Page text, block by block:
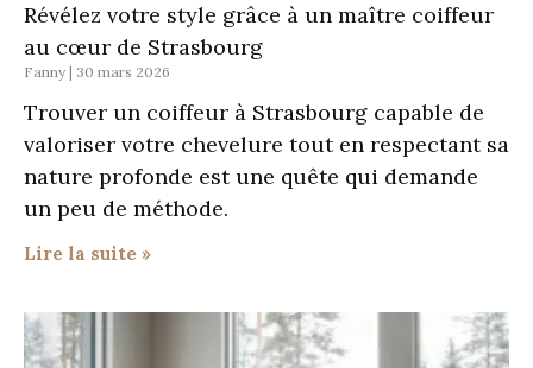
Révélez votre style grâce à un maître coiffeur
au cœur de Strasbourg
Fanny 30 mars 2026
Trouver un coiffeur à Strasbourg capable de
valoriser votre chevelure tout en respectant sa
nature profonde est une quête qui demande
un peu de méthode.
Lire la suite »